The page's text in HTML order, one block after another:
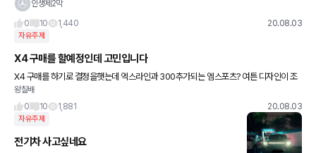
인생제2막
0
10 1,440 20.08.03
자유주제
X4 구매를 할예정인데 고민입니다
X4 구매를 하기로 결정을햇는데 엑스라인과 300추가되는 엠스포츠? 여튼 디자인이 조
금다른건 알겠습니다. 현재 타고계신분들의 추천을 듣고싶습니다.
왕칠배
0
10 1,881 20.08.03
자유주제
전기차 사고싶네요